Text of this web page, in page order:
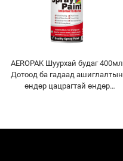
AEROPAK Шуурхай будаг 400мл
Дотоод ба гадаад ашиглалтын
өндөр цацрагтай өндөр